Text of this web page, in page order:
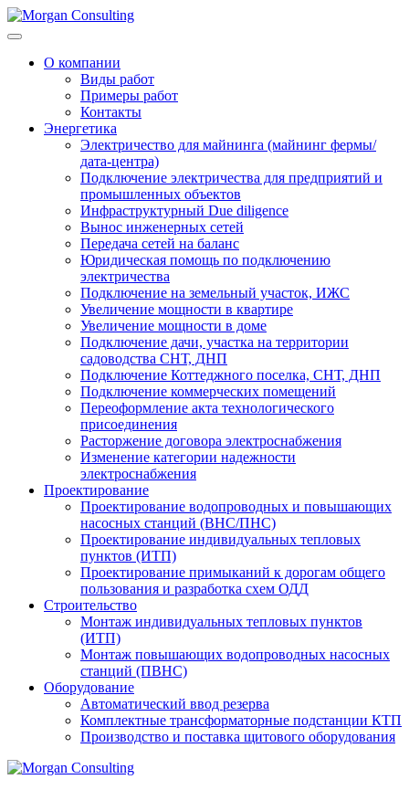
О компании
Виды работ
Примеры работ
Контакты
Энергетика
Электричество для майнинга (майнинг фермы/
дата-центра)
Подключение электричества для предприятий и
промышленных объектов
Инфраструктурный Due diligence
Вынос инженерных сетей
Передача сетей на баланс
Юридическая помощь по подключению
электричества
Подключение на земельный участок, ИЖС
Увеличение мощности в квартире
Увеличение мощности в доме
Подключение дачи, участка на территории
садоводства СНТ, ДНП
Подключение Коттеджного поселка, СНТ, ДНП
Подключение коммерческих помещений
Переоформление акта технологического
присоединения
Расторжение договора электроснабжения
Изменение категории надежности
электроснабжения
Проектирование
Проектирование водопроводных и повышающих
насосных станций (ВНС/ПНС)
Проектирование индивидуальных тепловых
пунктов (ИТП)
Проектирование примыканий к дорогам общего
пользования и разработка схем ОДД
Строительство
Монтаж индивидуальных тепловых пунктов
(ИТП)
Монтаж повышающих водопроводных насосных
станций (ПВНС)
Оборудование
Автоматический ввод резерва
Комплектные трансформаторные подстанции КТП
Производство и поставка щитового оборудования